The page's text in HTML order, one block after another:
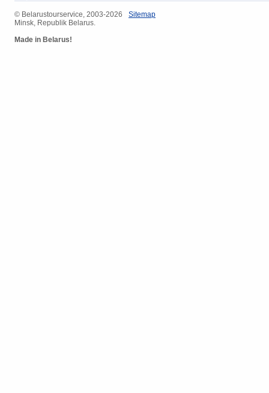
© ​Belarustourservice, 2003-2026
Minsk, Republik Belarus.
Made in Belarus!
​Sitemap